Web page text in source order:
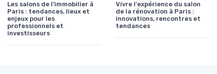
Les salons de l’immobilier à
Paris : tendances, lieux et
enjeux pour les
professionnels et
investisseurs
Vivre l'expérience du salon
de la rénovation à Paris :
innovations, rencontres et
tendances